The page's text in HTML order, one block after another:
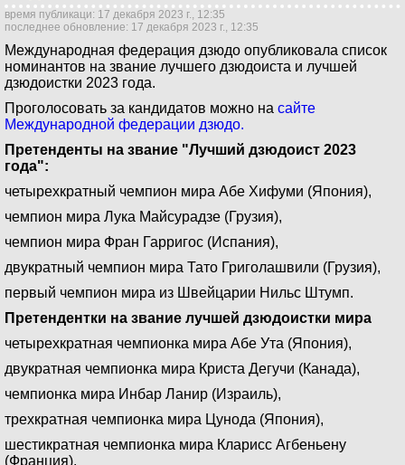
время публикаци: 17 декабря 2023 г., 12:35
последнее обновление: 17 декабря 2023 г., 12:35
Международная федерация дзюдо опубликовала список
номинантов на звание лучшего дзюдоиста и лучшей
дзюдоистки 2023 года.
Проголосовать за кандидатов можно на сайте
Международной федерации дзюдо.
Претенденты на звание "Лучший дзюдоист 2023
года":
четырехкратный чемпион мира Абе Хифуми (Япония),
чемпион мира Лука Майсурадзе (Грузия),
чемпион мира Фран Гарригос (Испания),
двукратный чемпион мира Тато Григолашвили (Грузия),
первый чемпион мира из Швейцарии Нильс Штумп.
Претендентки на звание лучшей дзюдоистки мира
четырехкратная чемпионка мира Абе Ута (Япония),
двукратная чемпионка мира Криста Дегучи (Канада),
чемпионка мира Инбар Ланир (Израиль),
трехкратная чемпионка мира Цунода (Япония),
шестикратная чемпионка мира Кларисс Агбеньену
(Франция).